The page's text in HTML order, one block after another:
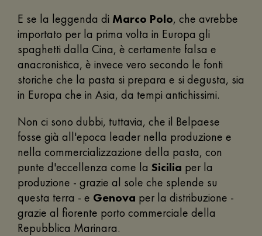
E se la leggenda di Marco Polo, che avrebbe
importato per la prima volta in Europa gli
spaghetti dalla Cina, è certamente falsa e
anacronistica, è invece vero secondo le fonti
storiche che la pasta si prepara e si degusta, sia
in Europa che in Asia, da tempi antichissimi.
Non ci sono dubbi, tuttavia, che il Belpaese
fosse già all'epoca leader nella produzione e
nella commercializzazione della pasta, con
punte d'eccellenza come la Sicilia per la
produzione - grazie al sole che splende su
questa terra - e Genova per la distribuzione -
grazie al fiorente porto commerciale della
Repubblica Marinara.